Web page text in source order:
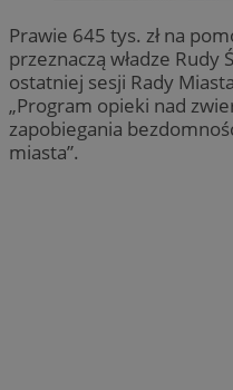
Prawie 645 tys. zł na
przeznaczą władze Rudy
ostatniej sesji Rady
„Program opieki nad
zapobiegania
miasta”.